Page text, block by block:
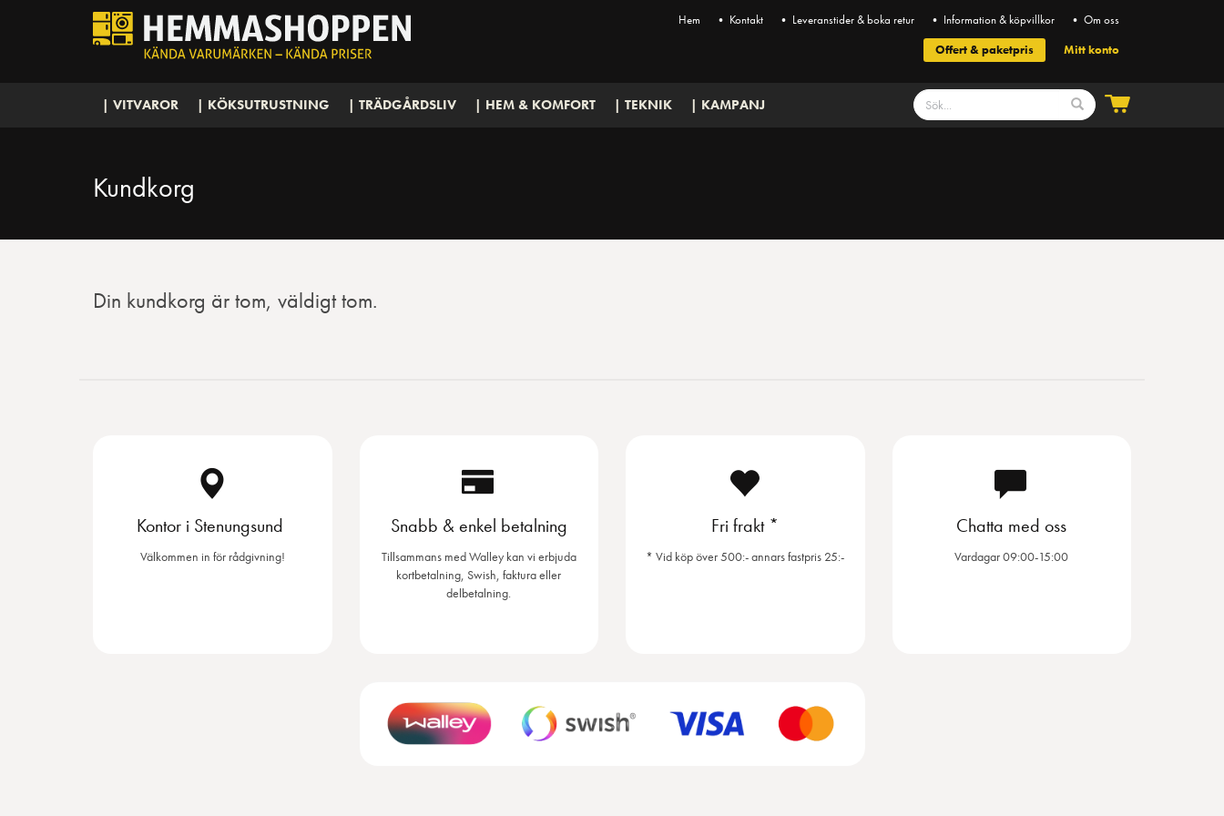
Hem • Kontakt • Leveranstider & boka retur • Information & köpvillkor
• Om oss
Offert & paketpris
Mitt konto
| VITVAROR | KÖKSUTRUSTNING | TRÄDGÅRDSLIV | HEM & KOMFORT | TEKNIK | KAMPANJ
Kundkorg
Din kundkorg är tom, väldigt tom.
Kontor i Stenungsund
Välkommen in för rådgivning!
Snabb & enkel betalning
Tillsammans med Walley kan vi erbjuda
kortbetalning, Swish, faktura eller
delbetalning.
Fri frakt *
* Vid köp över 500:- annars fastpris 25:-
Chatta med oss
Vardagar 09:00-15:00